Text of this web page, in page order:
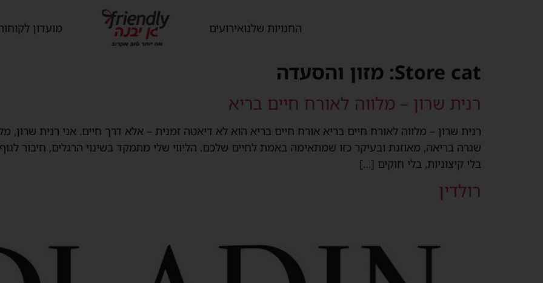
החנויות שלנואירועים מועדון
Store cat: מזון והסעדה
רנית שרון – מלווה לאורח חיים בריא
רנית שרון – מלווה לאורח חיים בריא אורח חיים בריא הוא לא דיאטה זמנית – אלא דרך חיים. אני רנית שרון,
שגרה בריאה, מאוזנת ובעיקר כזו שמתאימה באמת לחיים שלכם. הליווי שלי מתמקד בשינוי הרגלים, חיבור
בלי קיצוניות, בלי חוקים […]
רולדין